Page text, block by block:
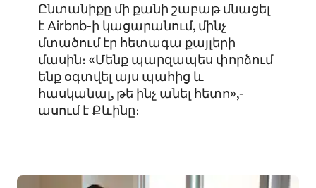
Ընտանիքը մի քանի շաբաթ մնացել
է Airbnb-ի կացարանում, մինչ
մտածում էր հետագա քայլերի
մասին։ «Մենք պարզապես փորձում
ենք օգտվել այս պահից և
հասկանալ, թե ինչ անել հետո»,-
ասում է Քևինը։